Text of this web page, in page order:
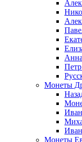
Монеты
Монеты